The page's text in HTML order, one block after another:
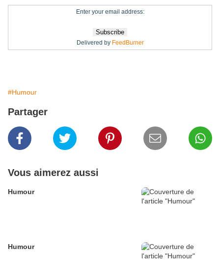
Enter your email address:
Delivered by FeedBurner
#Humour
Partager
Vous aimerez aussi
Humour
Humour